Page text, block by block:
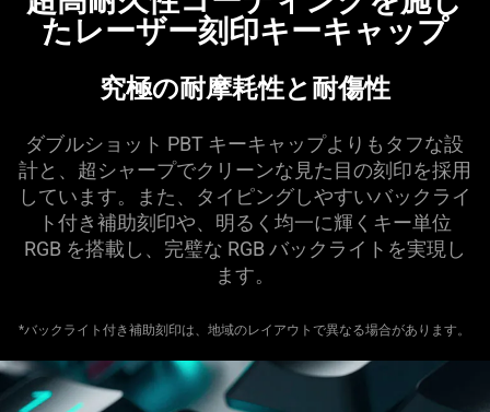
たレーザー刻印キーキャップ
究極の耐摩耗性と耐傷性
ダブルショット PBT キーキャップよりもタフな設
計と、超シャープでクリーンな見た目の刻印を採用
しています。また、タイピングしやすいバックライ
ト付き補助刻印や、明るく均一に輝くキー単位
RGB を搭載し、完璧な RGB バックライトを実現し
ます。
*バックライト付き補助刻印は、地域のレイアウトで異なる場合があります。